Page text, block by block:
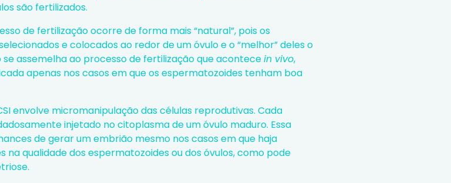
são fertilizados.
de fertilização ocorre de forma mais “natural”, pois os
e colocados ao redor de um óvulo e o “melhor” deles o
se assemelha ao processo de fertilização que acontecein vivo,
apenas nos casos em que os espermatozoides tenham boa
envolve micromanipulação das células reprodutivas. Cada
injetado no citoplasma de um óvulo maduro. Essa
de gerar um embrião mesmo nos casos em que haja
na qualidade dos espermatozoides ou dos óvulos, como pode